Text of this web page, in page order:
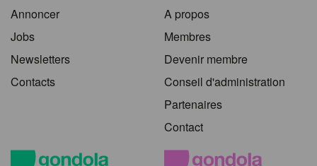
Annoncer
Jobs
Newsletters
Contacts
A propos
Membres
Devenir membre
Conseil d'administration
Partenaires
Contact